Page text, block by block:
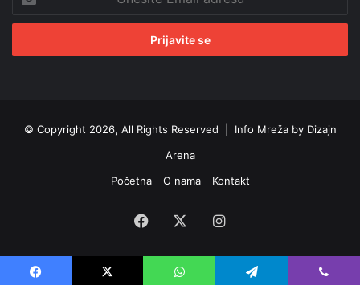
Email
adresu
© Copyright 2026, All Rights Reserved | Info Mreža by Dizajn
Arena
Početna
O nama Kontakt
Facebook Instagram